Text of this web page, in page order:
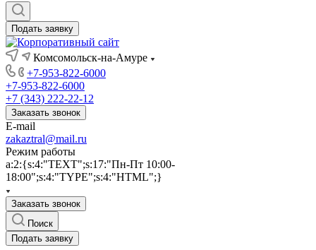
Подать заявку
Комсомольск-на-Амуре
+7-953-822-6000
+7-953-822-6000
+7 (343) 222-22-12
Заказать звонок
E-mail
zakaztral@mail.ru
Режим работы
a:2:{s:4:"TEXT";s:17:"Пн-Пт 10:00-
18:00";s:4:"TYPE";s:4:"HTML";}
Заказать звонок
Поиск
Подать заявку